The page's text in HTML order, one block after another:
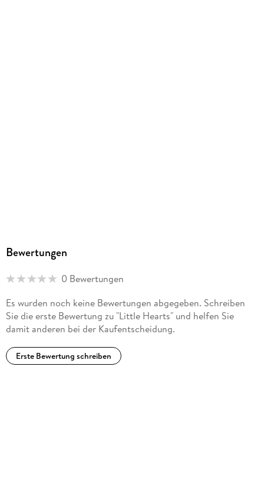
Bewertungen
0 Bewertungen
Es wurden noch keine Bewertungen abgegeben. Schreiben
Sie die erste Bewertung zu "Little Hearts" und helfen Sie
damit anderen bei der Kaufentscheidung.
Erste Bewertung schreiben